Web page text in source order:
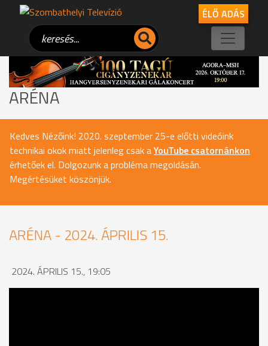
ÉLŐ ADÁS
ARÉNA
Kedves Nézőink! 2020. szeptember 25-e előtti videóink
technikai okok miatt jelenleg csak aYouTube csatornánkon
érhetőek el. Dolgozunk a probléma megoldásán.
Megértésüket köszönjük.
ARÉNA - 2024. ÁPRILIS 15.
2024. ÁPRILIS 15., 19:05